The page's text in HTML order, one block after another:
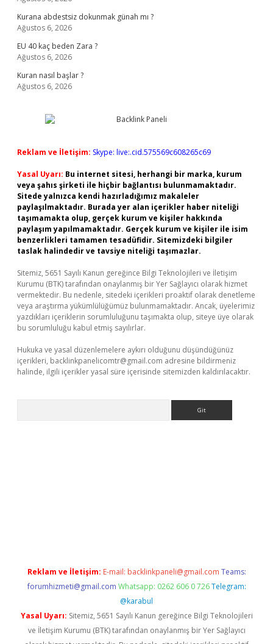
Kurana abdestsiz dokunmak günah mı ?
Ağustos 6, 2026
EU 40 kaç beden Zara ?
Ağustos 6, 2026
Kuran nasıl başlar ?
Ağustos 6, 2026
Reklam ve İletişim: Skype: live:.cid.575569c608265c69
Yasal Uyarı: Bu internet sitesi, herhangi bir marka, kurum
veya şahıs şirketi ile hiçbir bağlantısı bulunmamaktadır.
Sitede yalnızca kendi hazırladığımız makaleler
paylaşılmaktadır. Burada yer alan içerikler haber niteliği
taşımamakta olup, gerçek kurum ve kişiler hakkında
paylaşım yapılmamaktadır. Gerçek kurum ve kişiler ile isim
benzerlikleri tamamen tesadüfidir. Sitemizdeki bilgiler
taslak halindedir ve tavsiye niteliği taşımazlar.
Sitemiz, 5651 Sayılı Kanun gereğince Bilgi Teknolojileri ve İletişim
Kurumu (BTK) tarafından onaylanmış bir Yer Sağlayıcı olarak hizmet
vermektedir. Bu nedenle, sitedeki içerikleri proaktif olarak denetleme
veya araştırma yükümlülüğümüz bulunmamaktadır. Ancak, üyelerimiz
yazdıkları içeriklerin sorumluluğunu taşımakta olup, siteye üye olarak
bu sorumluluğu kabul etmiş sayılırlar.
Hukuka ve yasal düzenlemelere aykırı olduğunu düşündüğünüz
içerikleri, backlinkpanelicomtr@gmail.com adresine bildirmeniz
halinde, ilgili içerikler yasal süre içerisinde sitemizden kaldırılacaktır.
Reklam ve İletişim: E-mail: backlinkpaneli@gmail.com Teams:
forumhizmeti@gmail.com Whatsapp: 0262 606 0 726 Telegram:
@karabul
Yasal Uyarı: Sitemiz, 5651 Sayılı Kanun gereğince Bilgi Teknolojileri
ve İletişim Kurumu (BTK) tarafından onaylanmış bir Yer Sağlayıcı